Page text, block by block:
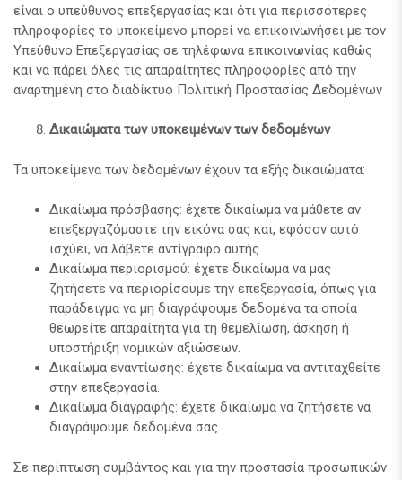
είναι ο υπεύθυνος επεξεργασίας και ότι για περισσότερες
πληροφορίες το υποκείμενο μπορεί να επικοινωνήσει με τον
Υπεύθυνο Επεξεργασίας σε τηλέφωνα επικοινωνίας καθώς
και να πάρει όλες τις απαραίτητες πληροφορίες από την
αναρτημένη στο διαδίκτυο Πολιτική Προστασίας Δεδομένων
Δικαιώματα των υποκειμένων των δεδομένων
Τα υποκείμενα των δεδομένων έχουν τα εξής δικαιώματα:
Δικαίωμα πρόσβασης: έχετε δικαίωμα να μάθετε αν
επεξεργαζόμαστε την εικόνα σας και, εφόσον αυτό
ισχύει, να λάβετε αντίγραφο αυτής.
Δικαίωμα περιορισμού: έχετε δικαίωμα να μας
ζητήσετε να περιορίσουμε την επεξεργασία, όπως για
παράδειγμα να μη διαγράψουμε δεδομένα τα οποία
θεωρείτε απαραίτητα για τη θεμελίωση, άσκηση ή
υποστήριξη νομικών αξιώσεων.
Δικαίωμα εναντίωσης: έχετε δικαίωμα να αντιταχθείτε
στην επεξεργασία.
Δικαίωμα διαγραφής: έχετε δικαίωμα να ζητήσετε να
διαγράψουμε δεδομένα σας.
Σε περίπτωση συμβάντος και για την προστασία προσωπικών